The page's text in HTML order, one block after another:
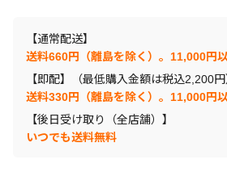
【通常配送】
送料660円（離島を除く）。11,000円
【即配】（最低購入金額は税込2,200円
送料330円（離島を除く）。11,000円
【後日受け取り（全店舗）】
いつでも送料無料